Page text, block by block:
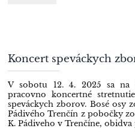
(premiéra
autorskej
Koncert speváckych
V sobotu 12. 4. 2025 sa na
pracovno koncertné
speváckych zborov. Bosé osy
Pádivého Trenčín z pobočky
K. Pádiveho v Trenčíne,